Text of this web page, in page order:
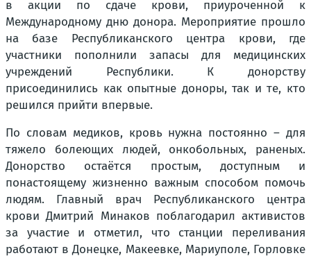
в акции по сдаче крови, приуроченной к
Международному дню донора. Мероприятие прошло
на базе Республиканского центра крови, где
участники пополнили запасы для медицинских
учреждений Республики. К донорству
присоединились как опытные доноры, так и те, кто
решился прийти впервые.
По словам медиков, кровь нужна постоянно – для
тяжело болеющих людей, онкобольных, раненых.
Донорство остаётся простым, доступным и
понастоящему жизненно важным способом помочь
людям. Главный врач Республиканского центра
крови Дмитрий Минаков поблагодарил активистов
за участие и отметил, что станции переливания
работают в Донецке, Макеевке, Мариуполе, Горловке